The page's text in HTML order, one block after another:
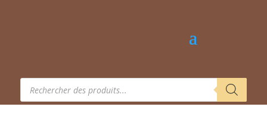
Recherche
produits